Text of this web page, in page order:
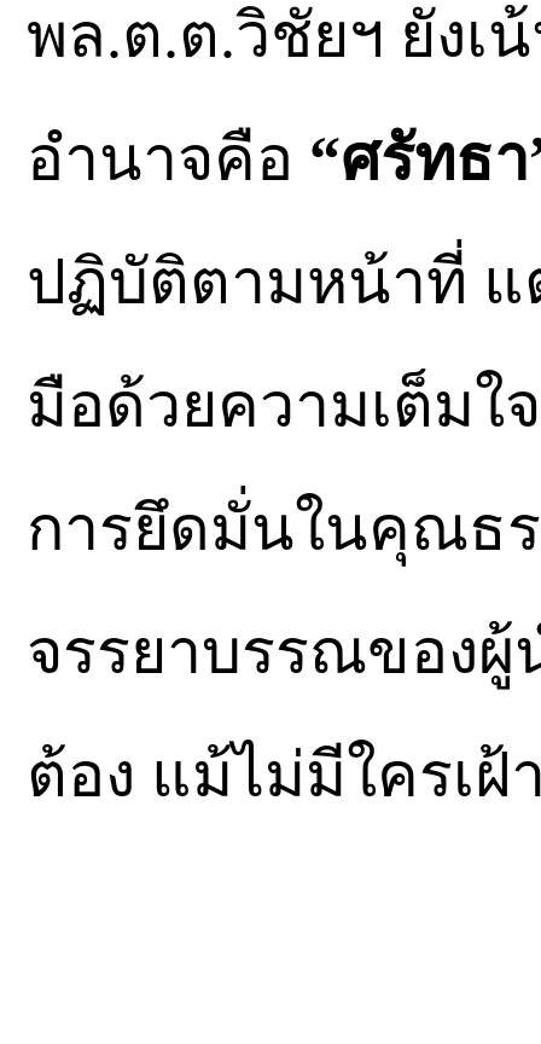
พล.ต.ต.วิชัยฯ ยังเ
อำนาจคือ “ศรัทธา
ปฏิบัติตามหน้าที่ แ
มือด้วยความเต็มใ
การยึดมั่นในคุณธ
จรรยาบรรณของ
ต้อง แม้ไม่มีใครเฝ้